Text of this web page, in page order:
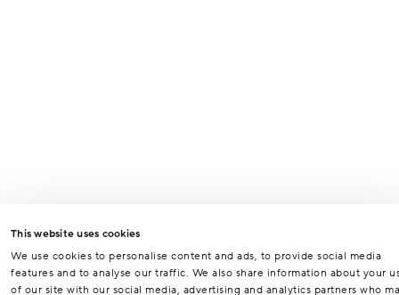
This website uses cookies
We use cookies to personalise content and ads, to provide social media
features and to analyse our traffic. We also share information about your
of our site with our social media, advertising and analytics partners who